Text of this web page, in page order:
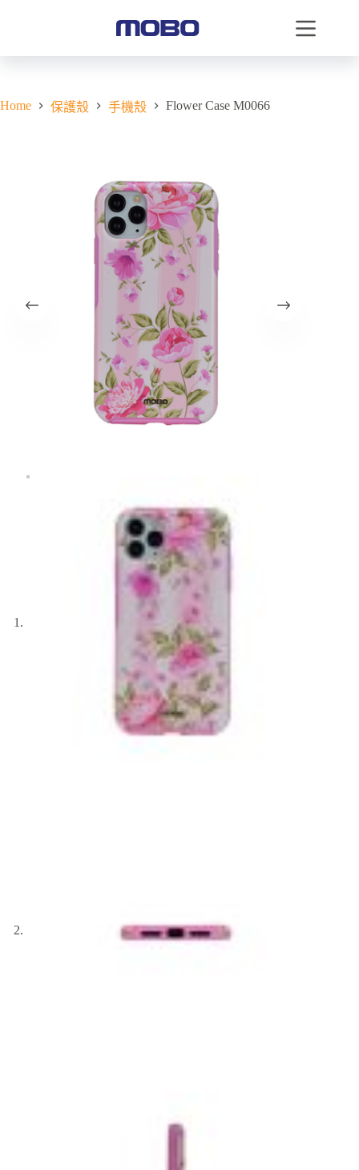
Home 保護殼 手機殼 Flower Case M0066